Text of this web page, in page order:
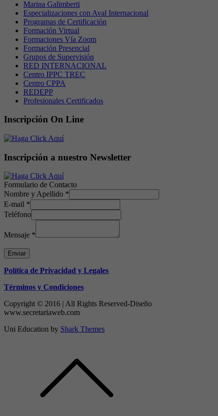
Marina Galimberti
Especializaciones con Aval Internacional
Programas de Certificación
Formación Virtual
Formaciones Vía Zoom
Formación Presencial
Grupos de Supervisión
RED INTERNACIONAL
Centro IPPC TREC
Centro CPPA
REDEPP
Profesionales Certificados
Inscripción On Line
Inscripción a nuestro Newsletter
Formulario de Contacto
Nombre y Apellido *
E-mail *
Teléfono
Mensaje *
Enviar
Política de Privacidad y Legales
Términos y Condiciones
Copyright © 2016 | All Rights Reserved-Diseño
www.secretariaweb.com
Uni Education by Shark Themes